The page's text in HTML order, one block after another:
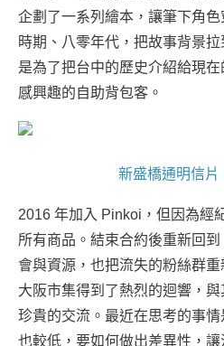
企劃了一系列繪本，讓筆下角
時期、八零年代，把故事背景
是為了把台中的歷史介紹給現
感興趣的自助背包客。
新盛橋通明信片
2016 年加入 Pinkoi，但因為經
所有商品。結束合約後重新回
會與資源，也把流失的粉絲群
大阪市集得到了熱烈的迴響，
珍貴的交流。最近在思考的事
也較低，要如何做出差異性，